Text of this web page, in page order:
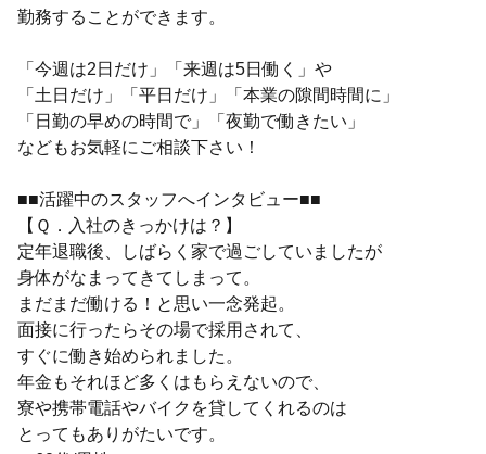
勤務することができます。
「今週は2日だけ」「来週は5日働く」や
「土日だけ」「平日だけ」「本業の隙間時間に」
「日勤の早めの時間で」「夜勤で働きたい」
などもお気軽にご相談下さい！
■■活躍中のスタッフへインタビュー■■
【Ｑ．入社のきっかけは？】
定年退職後、しばらく家で過ごしていましたが
身体がなまってきてしまって。
まだまだ働ける！と思い一念発起。
面接に行ったらその場で採用されて、
すぐに働き始められました。
年金もそれほど多くはもらえないので、
寮や携帯電話やバイクを貸してくれるのは
とってもありがたいです。